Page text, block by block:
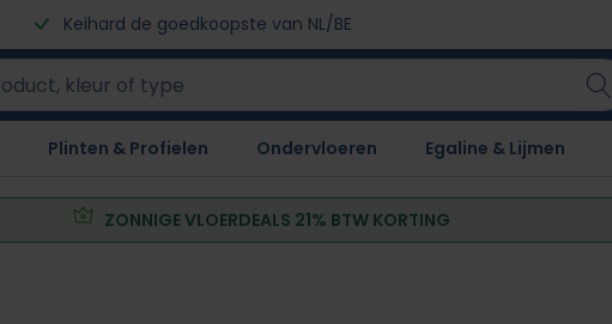
Keihard de goedkoopste van NL/BE
Plinten & Profielen Ondervloeren Egaline & Lijmen
ZONNIGE VLOERDEALS 21% BTW KORTING